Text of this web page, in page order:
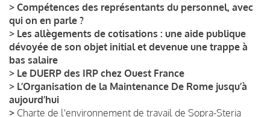
> Compétences des représentants du personnel, avec
qui on en parle ?
> Les allègements de cotisations : une aide publique
dévoyée de son objet initial et devenue une trappe à
bas salaire
> Le DUERP des IRP chez Ouest France
> L’Organisation de la Maintenance De Rome jusqu’à
aujourd’hui
> Charte de l'environnement de travail de Sopra-Steria